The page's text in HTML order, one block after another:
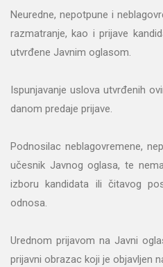
Neuredne, nepotpune i
razmatranje, kao i prijave
utvrđene Javnim oglasom.
Ispunjavanje uslova utvrđenih
danom predaje prijave.
Podnosilac neblagovremene,
učesnik Javnog oglasa, te
izboru kandidata ili čitavog
odnosa.
Urednom prijavom na Javni
prijavni obrazac koji je objavljen